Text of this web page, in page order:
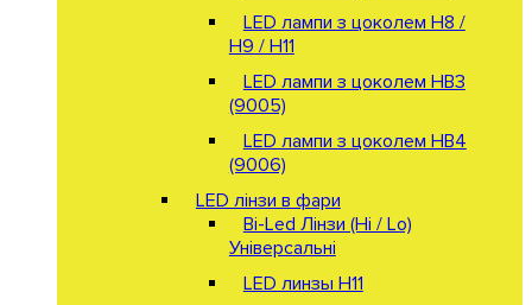
LED лампи з цоколем H8 /
H9 / H11
LED лампи з цоколем HB3
(9005)
LED лампи з цоколем HB4
(9006)
LED лінзи в фари
Bi-Led Лінзи (Hi / Lo)
Універсальні
LED линзы H11